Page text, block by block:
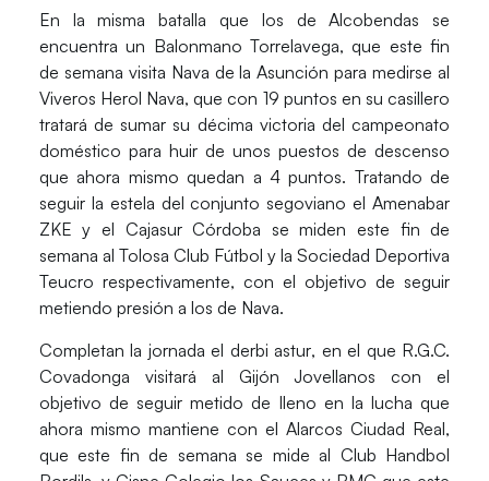
En la misma batalla que los de Alcobendas se
encuentra un Balonmano Torrelavega, que este fin
de semana visita Nava de la Asunción para medirse al
Viveros Herol Nava, que con 19 puntos en su casillero
tratará de sumar su décima victoria del campeonato
doméstico para huir de unos puestos de descenso
que ahora mismo quedan a 4 puntos. Tratando de
seguir la estela del conjunto segoviano el Amenabar
ZKE y el Cajasur Córdoba se miden este fin de
semana al Tolosa Club Fútbol y la Sociedad Deportiva
Teucro respectivamente, con el objetivo de seguir
metiendo presión a los de Nava.
Completan la jornada el derbi astur, en el que R.G.C.
Covadonga visitará al Gijón Jovellanos con el
objetivo de seguir metido de lleno en la lucha que
ahora mismo mantiene con el Alarcos Ciudad Real,
que este fin de semana se mide al Club Handbol